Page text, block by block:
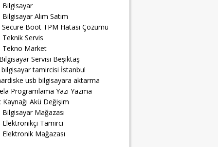
Bilgisayar
Alım Satım
Boot TPM Hatası Çözümü
Servis
Tekno Market
Servisi Beşiktaş
bilgisayar tamircisi İstanbul
usb bilgisayara aktarma
Programlama Yazı Yazma
Kaynağı Akü Değişim
Mağazası
Elektronikçi Tamirci
Mağazası